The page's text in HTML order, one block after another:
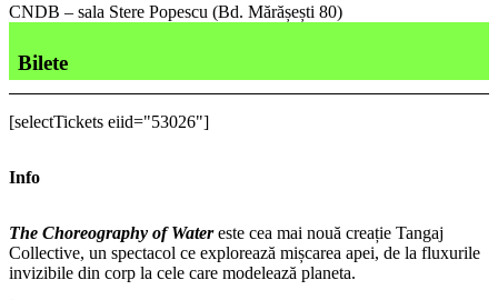
CNDB – sala Stere Popescu (Bd. Mărășești 80)
Bilete
[selectTickets eiid="53026"]
Info
The Choreography of Watereste cea mai nouă creație Tangaj
Collective, un spectacol ce explorează mișcarea apei, de la fluxurile
invizibile din corp la cele care modelează planeta.